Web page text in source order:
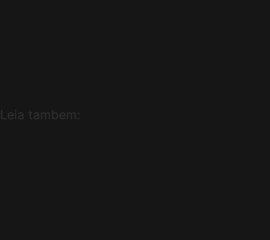
Leia tambem: